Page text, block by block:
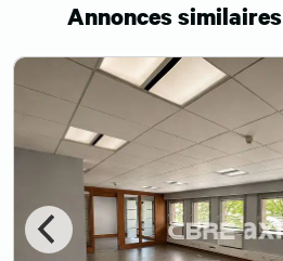
Annonces similaires